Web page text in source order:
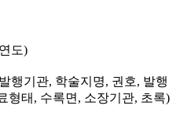
도)
행기관, 학술지명, 권호, 발행
형태, 수록면, 소장기관, 초록)